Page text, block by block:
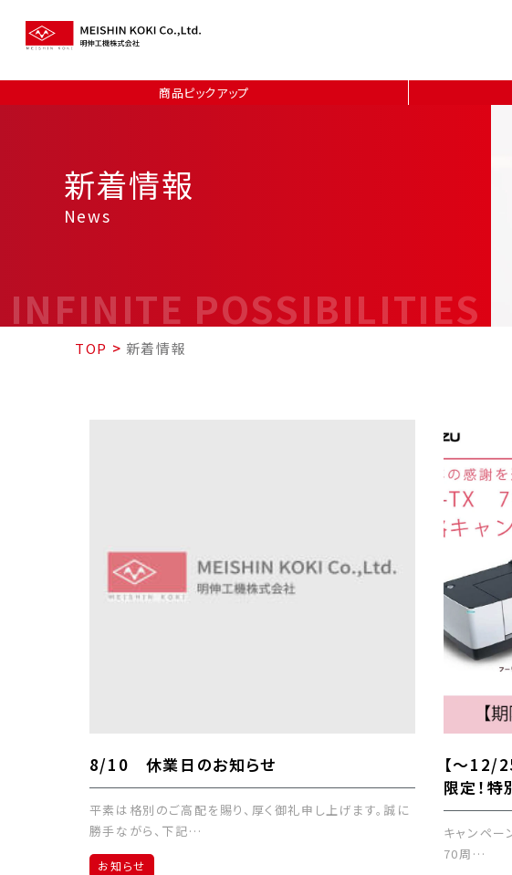
商品ピックアップ
新着情報
News
INFINITE POSSIBILITIES
TOP > 新着情報
8/10 休業日のお知らせ
平素は格別のご高配を賜り、厚く御礼申し上げます。誠に
勝手ながら、下記…
お知らせ
【～12/
限定！
キャンペー
70周…